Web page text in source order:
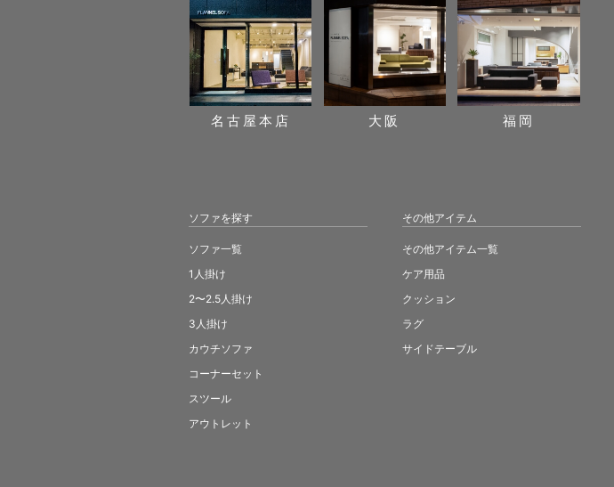
名古屋本店 大阪 福岡
ソファを探す
ソファ一覧
1人掛け
2〜2.5人掛け
3人掛け
カウチソファ
コーナーセット
スツール
アウトレット
その他アイテム
その他アイテム一覧
ケア用品
クッション
ラグ
サイドテーブル